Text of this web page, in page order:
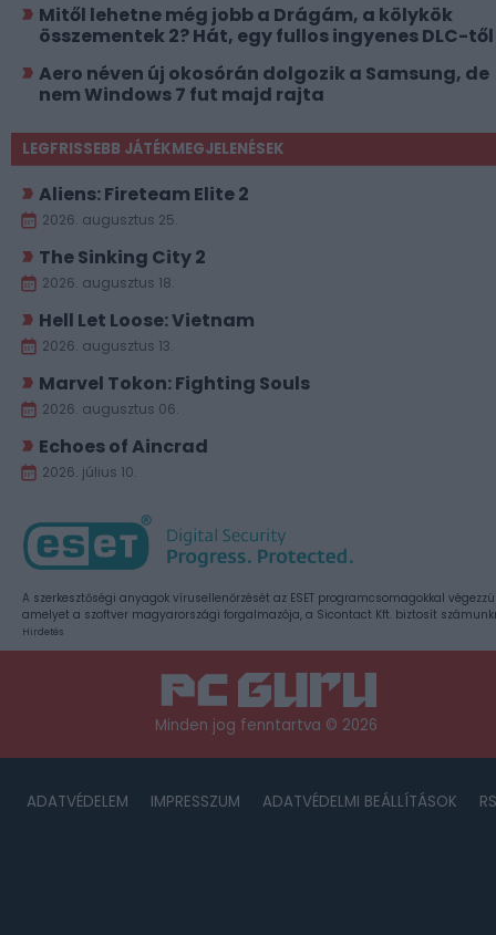
Mitől lehetne még jobb a Drágám, a kölykök
összementek 2? Hát, egy fullos ingyenes DLC-
Aero néven új okosórán dolgozik a Samsung, de
nem Windows 7 fut majd rajta
LEGFRISSEBB JÁTÉKMEGJELENÉSEK
Aliens: Fireteam Elite 2
2026. augusztus 25.
The Sinking City 2
2026. augusztus 18.
Hell Let Loose: Vietnam
2026. augusztus 13.
Marvel Tokon: Fighting Souls
2026. augusztus 06.
Echoes of Aincrad
2026. július 10.
A szerkesztőségi anyagok vírusellenőrzését az ESET programcsomagokkal
amelyet a szoftver magyarországi forgalmazója, a Sicontact Kft. biztosít
Hirdetés
Minden jog fenntartva © 2026
ADATVÉDELEM IMPRESSZUM ADATVÉDELMI BEÁLLÍTÁSOK